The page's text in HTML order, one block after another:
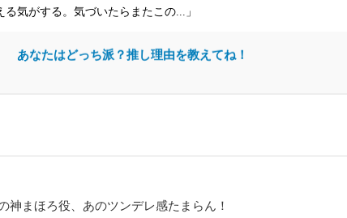
気がする。気づいたらまたこの...」
あなたはどっち派？推し理由を教えてね！
まほろ役、あのツンデレ感たまらん！